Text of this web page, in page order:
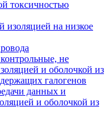
токсичностью
изоляцией на низкое
не
и оболочкой из
галогенов
данных и
и оболочкой из